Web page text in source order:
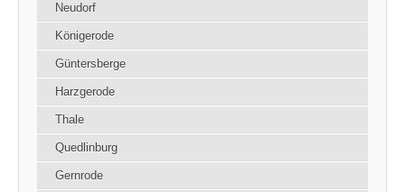
Neudorf
Königerode
Güntersberge
Harzgerode
Thale
Quedlinburg
Gernrode